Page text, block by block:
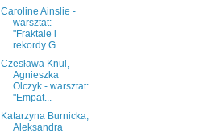
Caroline Ainslie -
warsztat:
"Fraktale i
rekordy G...
Czesława Knul,
Agnieszka
Olczyk - warsztat:
"Empat...
Katarzyna Burnicka,
Aleksandra